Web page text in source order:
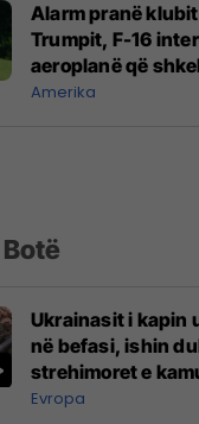
Alarm pranë
Trumpit, F-16
aeroplanë që
Amerika
Ukrainasit i kapin
në befasi, ishin
strehimoret e
Evropa